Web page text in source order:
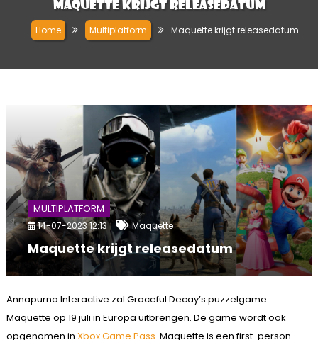
Maquette krijgt releasedatum
Home Multiplatform Maquette krijgt releasedatum
MULTIPLATFORM
14-07-2023 12:13 Maquette
Maquette krijgt releasedatum
Annapurna Interactive zal Graceful Decay’s puzzelgame
Maquette op 19 juli in Europa uitbrengen. De game wordt ook
opgenomen in Xbox Game Pass. Maquette is een first-person